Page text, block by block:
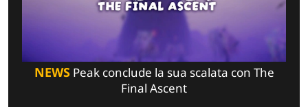
NEWSPeak conclude la sua scalata con The
Final Ascent